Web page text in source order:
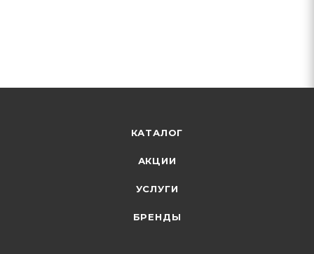
КАТАЛОГ
АКЦИИ
УСЛУГИ
БРЕНДЫ